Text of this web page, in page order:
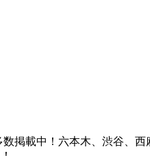
掲載中！六本木、渋谷、